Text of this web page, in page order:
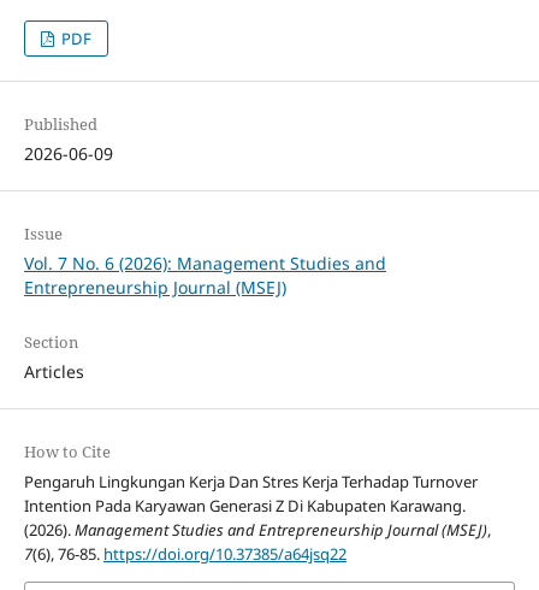
PDF
Published
2026-06-09
Issue
Vol. 7 No. 6 (2026): Management Studies and
Entrepreneurship Journal (MSEJ)
Section
Articles
How to Cite
Pengaruh Lingkungan Kerja Dan Stres Kerja Terhadap Turnover
Intention Pada Karyawan Generasi Z Di Kabupaten Karawang.
(2026).Management Studies and Entrepreneurship Journal (MSEJ),
7(6), 76-85. https://doi.org/10.37385/a64jsq22